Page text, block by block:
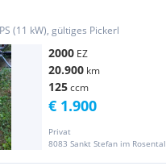
(11 kW), gültiges Pickerl
2000 EZ
20.900 km
125ccm
Privat
8083 Sankt Stefan im Rosental
€ 1.900